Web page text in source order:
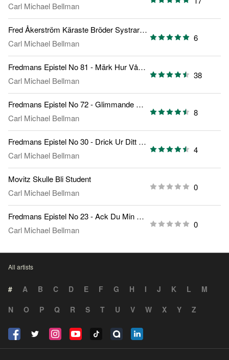
Carl Michael Bellman
Fred Åkerström Käraste Bröder Systrar Och Vänner
Carl Michael Bellman
6
Fredmans Epistel No 81 - Märk Hur Vår Skugga
Carl Michael Bellman
38
Fredmans Epistel No 72 - Glimmande Nymf
Carl Michael Bellman
8
Fredmans Epistel No 30 - Drick Ur Ditt Glas
Carl Michael Bellman
4
Movitz Skulle Bli Student
Carl Michael Bellman
0
Fredmans Epistel No 23 - Ack Du Min Moder
Carl Michael Bellman
0
All artists
# A B C D E F G H I J K L
M
N
O P Q R S T U V W X Y Z